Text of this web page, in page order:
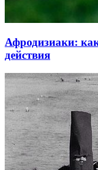
Афродизиаки:
действия